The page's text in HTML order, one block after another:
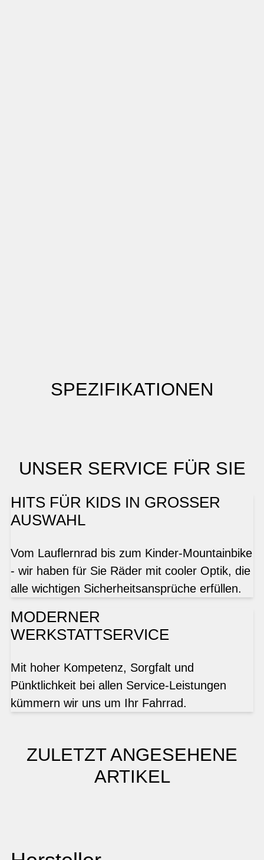
SPEZIFIKATIONEN
UNSER SERVICE FÜR SIE
HITS FÜR KIDS IN GROSSER
AUSWAHL
Vom Lauflernrad bis zum Kinder-Mountainbike
- wir haben für Sie Räder mit cooler Optik, die
alle wichtigen Sicherheitsansprüche erfüllen.
MODERNER
WERKSTATTSERVICE
Mit hoher Kompetenz, Sorgfalt und
Pünktlichkeit bei allen Service-Leistungen
kümmern wir uns um Ihr Fahrrad.
ZULETZT ANGESEHENE
ARTIKEL